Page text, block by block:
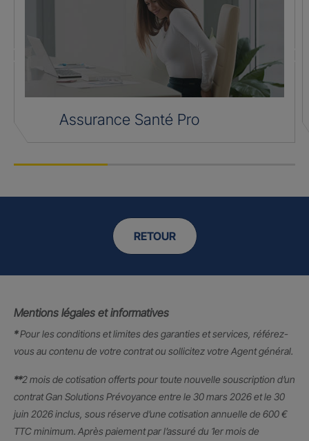
Assurance Santé Pro
RETOUR
Mentions légales et informatives
*Pour les conditions et limites des garanties et services, référez-
vous au contenu de votre contrat ou sollicitez votre Agent général.
**2 mois de cotisation offerts pour toute nouvelle souscription d’un
contrat Gan Solutions Prévoyance entre le 30 mars 2026 et le 30
juin 2026 inclus, sous réserve d’une cotisation annuelle de 600 €
TTC minimum. Après paiement par l’assuré du 1er mois de